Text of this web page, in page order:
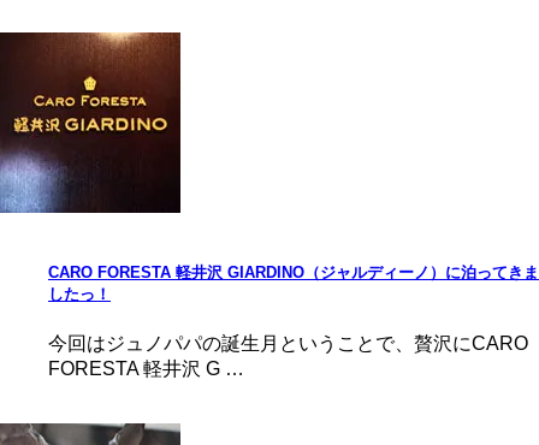
CARO FORESTA 軽井沢 GIARDINO（ジャルディーノ）に泊ってきま
したっ！
今回はジュノパパの誕生月ということで、贅沢にCARO
FORESTA 軽井沢 G …